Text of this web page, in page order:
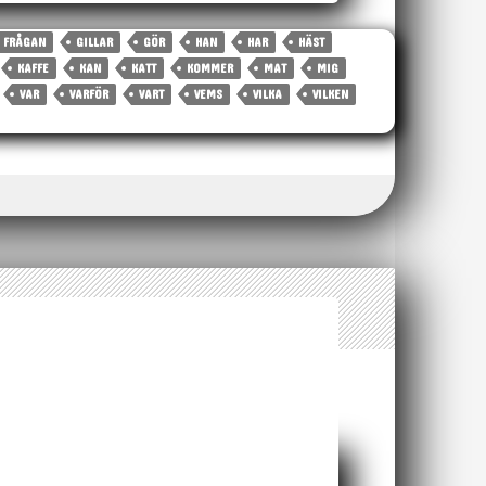
FRÅGAN GILLAR GÖR HAN HAR
HÄST
KAFFE KAN KATT KOMMER MAT
MIG
VAR VARFÖR VART VEMS VILKA
VILKEN